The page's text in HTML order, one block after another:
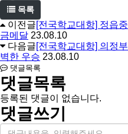
목록
이전글[전국학교대항] 정읍
금메달 23.08.10
다음글[전국학교대항] 의정
벽한 우승 23.08.10
댓글목록
댓글목록
등록된 댓글이 없습니다.
댓글쓰기
내